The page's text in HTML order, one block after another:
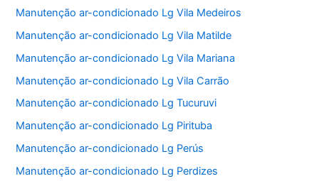
Manutenção ar-condicionado Lg Vila Medeiros
Manutenção ar-condicionado Lg Vila Matilde
Manutenção ar-condicionado Lg Vila Mariana
Manutenção ar-condicionado Lg Vila Carrão
Manutenção ar-condicionado Lg Tucuruvi
Manutenção ar-condicionado Lg Pirituba
Manutenção ar-condicionado Lg Perús
Manutenção ar-condicionado Lg Perdizes